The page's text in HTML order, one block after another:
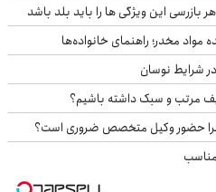
این ویژگی ها را باید بلد باشد
شرایط نوسان
مرتب و سبک داشته باشیم؟
چرا حضور وکیل متخصص ضروری است؟